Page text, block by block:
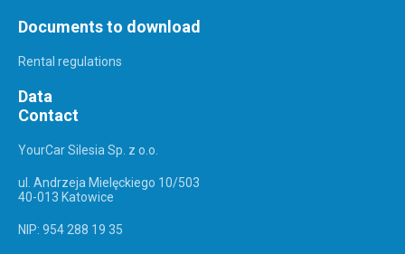
Documents to download
Rental regulations
Data
Contact
YourCar Silesia Sp. z o.o.
ul. Andrzeja Mielęckiego 10/503
40-013 Katowice
NIP: 954 288 19 35